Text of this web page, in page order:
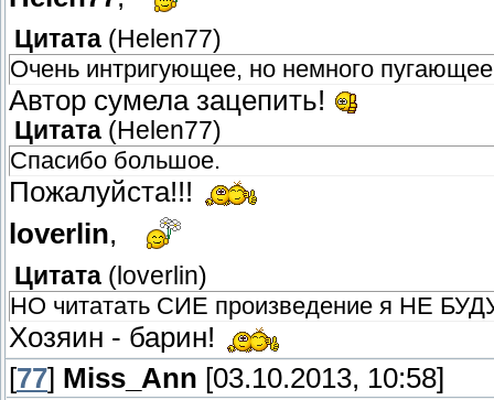
Цитата ( Helen77)
Очень интригующее, но немного
Автор сумела зацепить!
Цитата ( Helen77)
Спасибо большое.
Пожалуйста!!!
loverlin,
Цитата ( loverlin)
НО читатать СИЕ произведение я НЕ
Хозяин - барин!
[77] Miss_Ann [03.10.2013, 10:58]